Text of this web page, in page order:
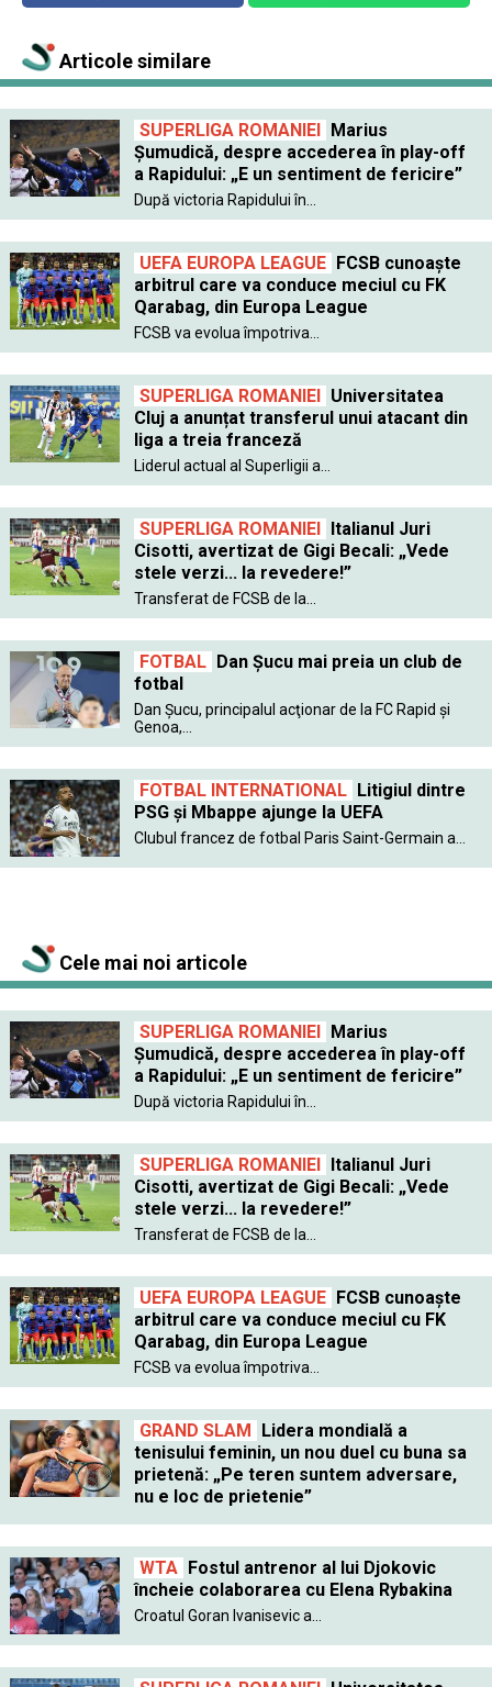
Articole similare
SUPERLIGA ROMANIEI
Marius
Șumudică, despre accederea în play-off
a Rapidului: „E un sentiment de fericire”
După victoria Rapidului în...
UEFA EUROPA LEAGUE
FCSB cunoaște
arbitrul care va conduce meciul cu FK
Qarabag, din Europa League
FCSB va evolua împotriva...
SUPERLIGA ROMANIEI
Universitatea
Cluj a anunțat transferul unui atacant din
liga a treia franceză
Liderul actual al Superligii a...
SUPERLIGA ROMANIEI
Italianul Juri
Cisotti, avertizat de Gigi Becali: „Vede
stele verzi... la revedere!”
Transferat de FCSB de la...
FOTBAL
Dan Şucu mai preia un club de
fotbal
Dan Şucu, principalul acţionar de la FC Rapid şi
Genoa,...
FOTBAL INTERNATIONAL
Litigiul dintre
PSG şi Mbappe ajunge la UEFA
Clubul francez de fotbal Paris Saint-Germain a...
Cele mai noi articole
SUPERLIGA ROMANIEI
Marius
Șumudică, despre accederea în play-off
a Rapidului: „E un sentiment de fericire”
După victoria Rapidului în...
SUPERLIGA ROMANIEI
Italianul Juri
Cisotti, avertizat de Gigi Becali: „Vede
stele verzi... la revedere!”
Transferat de FCSB de la...
UEFA EUROPA LEAGUE
FCSB cunoaște
arbitrul care va conduce meciul cu FK
Qarabag, din Europa League
FCSB va evolua împotriva...
GRAND SLAM
Lidera mondială a
tenisului feminin, un nou duel cu buna sa
prietenă: „Pe teren suntem adversare,
nu e loc de prietenie”
WTA
Fostul antrenor al lui Djokovic
încheie colaborarea cu Elena Rybakina
Croatul Goran Ivanisevic a...